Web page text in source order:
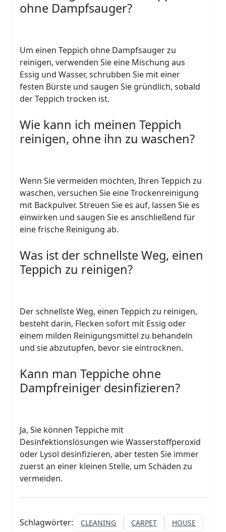
ohne Dampfsauger?
Um einen Teppich ohne Dampfsauger zu
reinigen, verwenden Sie eine Mischung aus
Essig und Wasser, schrubben Sie mit einer
festen Bürste und saugen Sie gründlich, sobald
der Teppich trocken ist.
Wie kann ich meinen Teppich
reinigen, ohne ihn zu waschen?
Wenn Sie vermeiden möchten, Ihren Teppich zu
waschen, versuchen Sie eine Trockenreinigung
mit Backpulver. Streuen Sie es auf, lassen Sie es
einwirken und saugen Sie es anschließend für
eine frische Reinigung ab.
Was ist der schnellste Weg, einen
Teppich zu reinigen?
Der schnellste Weg, einen Teppich zu reinigen,
besteht darin, Flecken sofort mit Essig oder
einem milden Reinigungsmittel zu behandeln
und sie abzutupfen, bevor sie eintrocknen.
Kann man Teppiche ohne
Dampfreiniger desinfizieren?
Ja, Sie können Teppiche mit
Desinfektionslösungen wie Wasserstoffperoxid
oder Lysol desinfizieren, aber testen Sie immer
zuerst an einer kleinen Stelle, um Schäden zu
vermeiden.
Schlagwörter: CLEANING CARPET HOUSE